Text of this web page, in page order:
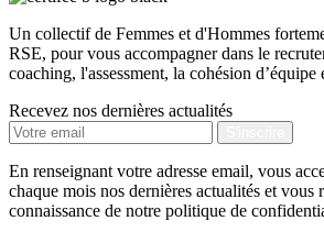
Un collectif de Femmes et d'Hommes
RSE, pour vous accompagner dans le
coaching, l'assessment, la cohésion d’équipe
Recevez nos dernières actualités
En renseignant votre adresse email, vous
chaque mois nos dernières actualités et vous
connaissance de notre politique de